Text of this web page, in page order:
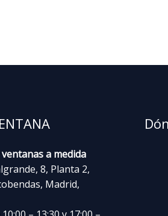
a medida
8, Planta 2,
Madrid,